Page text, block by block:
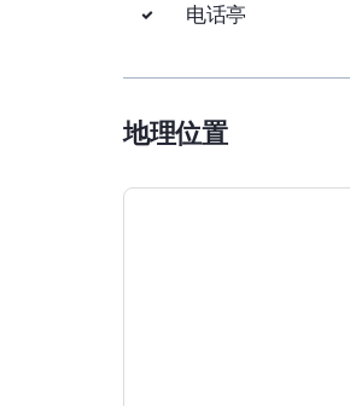
电话亭
地理位置